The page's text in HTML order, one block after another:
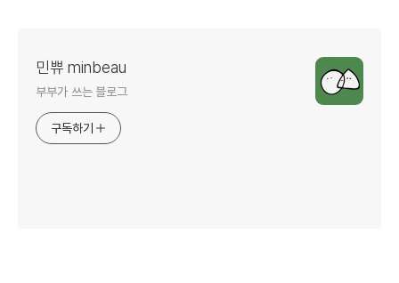
민쀼 minbeau
부부가 쓰는 블로그
구독하기